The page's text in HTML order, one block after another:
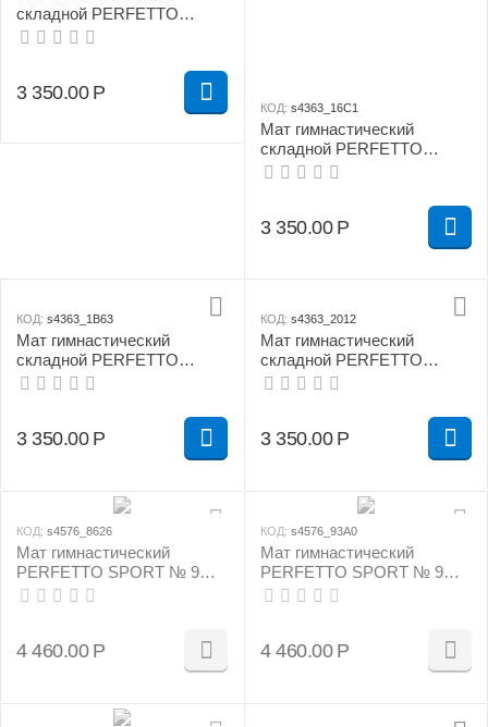
складной PERFETTO
SPORT № 3 (100 х 100 х 10)
3 350.00 Р
КОД: s4363_16C1
Мат гимнастический
складной PERFETTO
SPORT № 3 (100 х 100 х 10)
3 350.00 Р
КОД: s4363_1B63
Мат гимнастический
складной PERFETTO
SPORT № 3 (100 х 100 х 10)
3 350.00 Р
КОД: s4363_2012
Мат гимнастический
складной PERFETTO
SPORT № 3 (100 х 100 х 10)
3 350.00 Р
КОД: s4576_8626
Мат гимнастический
PERFETTO SPORT № 9
(100 х 150 х 10) см бежевый
4 460.00 Р
КОД: s4576_93A0
Мат гимнастический
PERFETTO SPORT № 9
(100 х 150 х 10) см зелёно/
4 460.00 Р